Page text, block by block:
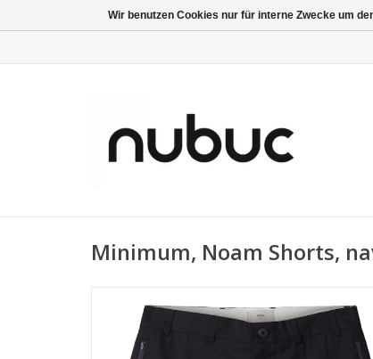
Minimum, Noam Shorts,
Wir benutzen Cookies nur für interne Zwecke um